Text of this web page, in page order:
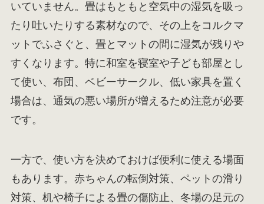
いていません。畳はもともと空気中の湿気を吸っ
たり吐いたりする素材なので、その上をコルクマ
ットでふさぐと、畳とマットの間に湿気が残りや
すくなります。特に和室を寝室や子ども部屋とし
て使い、布団、ベビーサークル、低い家具を置く
場合は、通気の悪い場所が増えるため注意が必要
です。
一方で、使い方を決めておけば便利に使える場面
もあります。赤ちゃんの転倒対策、ペットの滑り
対策、机や椅子による畳の傷防止、冬場の足元の